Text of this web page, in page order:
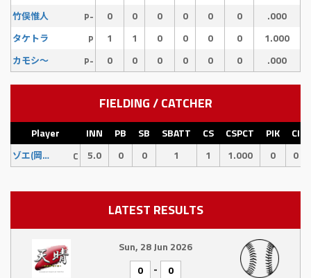
竹俣惟人 P- 0 0 0 0 0 0 .000
タケトラ P 1 1 0 0 0 0 1.000
カモシ〜 P- 0 0 0 0 0 0 .000
FIELDING / CATCHER
Player INN PB SB SBATT CS CSPCT PIK CI
ゾエ(岡添) C 5.0 0 0 1 1 1.000 0 0
LATEST RESULTS
Sun, 28 Jun 2026
0
- 0